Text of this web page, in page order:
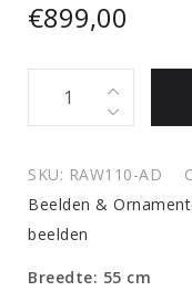
€899,00
met
messing
beslag
SKU: RAW110-AD
Beelden &
beelden
Breedte: 55 cm